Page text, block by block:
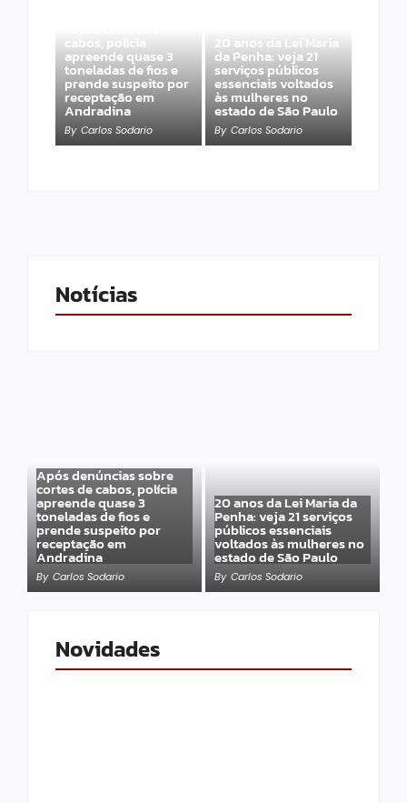
cabos, polícia
apreende quase 3
toneladas de fios e
prende suspeito por
receptação em
Andradina
By Carlos Sodario
20 anos da Lei Maria
da Penha: veja 21
serviços públicos
essenciais voltados
às mulheres no
estado de São Paulo
By Carlos Sodario
Notícias
Após denúncias sobre
cortes de cabos, polícia
apreende quase 3
toneladas de fios e
prende suspeito por
receptação em
Andradina
By Carlos Sodario
20 anos da Lei Maria da
Penha: veja 21 serviços
públicos essenciais
voltados às mulheres no
estado de São Paulo
By Carlos Sodario
Novidades